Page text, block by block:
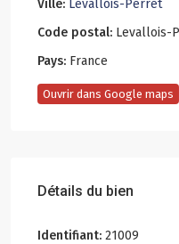
Ville: Levallois-Perret
Code postal: Levallois-
Pays: France
Ouvrir dans Google maps
Détails du bien
Identifiant: 21009